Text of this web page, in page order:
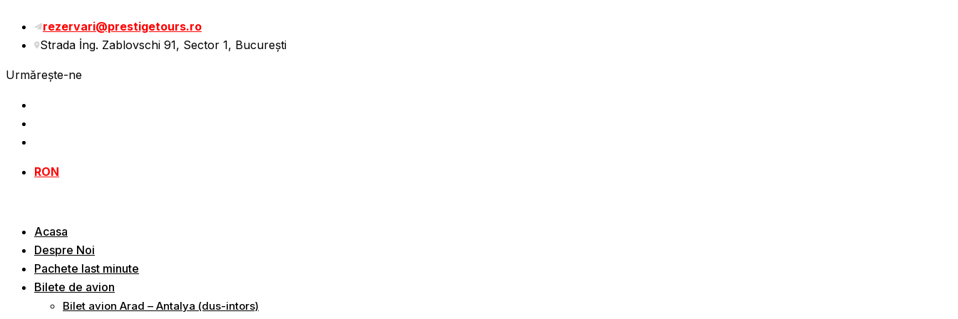
Sări
rezervari@prestigetours.ro
Strada İng. Zablovschi 91, Sector 1, Bucureşti
Urmărește-ne
RON
Acasa
Despre Noi
Pachete last minute
Bilete de avion
Bilet avion Arad – Antalya (dus-intors)